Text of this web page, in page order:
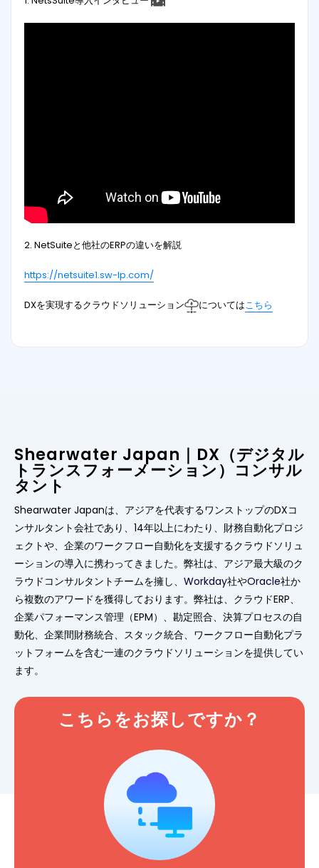
2. NetSuiteと他社のERPの違いを解説
https://netsuite1.sw-lp.com/
DXを実現するクラウドソリューション についてはこちら
Shearwater Japan｜DX（デジタル
トランスフォーメーション）コンサル
タント
Shearwater Japanは、アジアを代表するワンストップのDXコ
ンサルタント会社であり、14年以上にわたり、財務自動化プロジ
ェクトや、企業のワークフロー自動化を支援するクラウドソリュ
ーションの導入に携わってきました。弊社は、アジア最大級のク
ラウドコンサルタントチームを擁し、 Workday社やOracle社か
ら複数のアワードを獲得しております。弊社は、クラウドERP、
企業パフォーマンス管理（EPM）、勘定照合、決算プロセスの自
動化、企業間財務統合、スタック統合、ワークフロー自動化プラ
ットフォームを含む一連のクラウドソリューションを提供してい
ます。
こちらをお探しですか？